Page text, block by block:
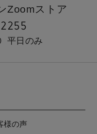
Zoomストア
平日のみ
様の声